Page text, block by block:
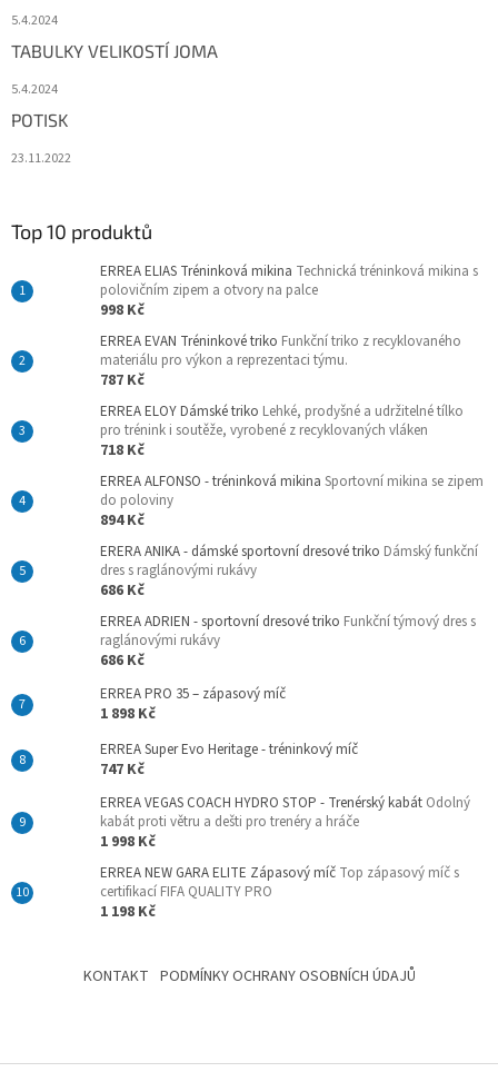
5.4.2024
TABULKY VELIKOSTÍ JOMA
5.4.2024
POTISK
23.11.2022
Top 10 produktů
ERREA ELIAS Tréninková mikina Technická tréninková mikina s
polovičním zipem a otvory na palce
998 Kč
ERREA EVAN Tréninkové triko Funkční triko z recyklovaného
materiálu pro výkon a reprezentaci týmu.
787 Kč
ERREA ELOY Dámské triko Lehké, prodyšné a udržitelné tílko
pro trénink i soutěže, vyrobené z recyklovaných vláken
718 Kč
ERREA ALFONSO - tréninková mikina Sportovní mikina se zipem
do poloviny
894 Kč
ERERA ANIKA - dámské sportovní dresové triko Dámský funkční
dres s raglánovými rukávy
686 Kč
ERREA ADRIEN - sportovní dresové triko Funkční týmový dres s
raglánovými rukávy
686 Kč
ERREA PRO 35 – zápasový míč
1 898 Kč
ERREA Super Evo Heritage - tréninkový míč
747 Kč
ERREA VEGAS COACH HYDRO STOP - Trenérský kabát Odolný
kabát proti větru a dešti pro trenéry a hráče
1 998 Kč
ERREA NEW GARA ELITE Zápasový míč Top zápasový míč s
certifikací FIFA QUALITY PRO
1 198 Kč
KONTAKT PODMÍNKY OCHRANY OSOBNÍCH ÚDAJŮ